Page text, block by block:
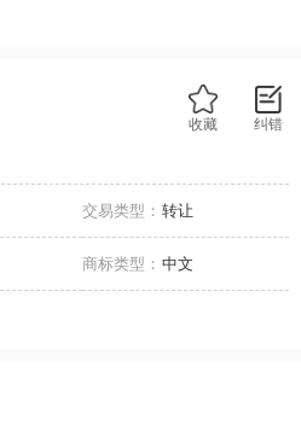
纠错
收藏
交易类型： 转让
商标类型： 中文